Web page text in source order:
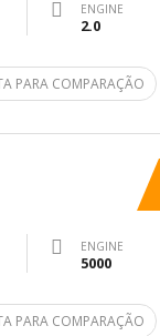
ENGINE
2.0
PARA COMPARAÇÃO
ENGINE
5000
PARA COMPARAÇÃO